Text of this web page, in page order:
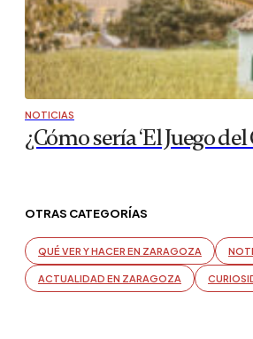
NOTICIAS
¿Cómo sería ‘El Juego
OTRAS CATEGORÍAS
QUÉ VER Y HACER EN ZARAGOZA
ACTUALIDAD EN ZARAGOZA